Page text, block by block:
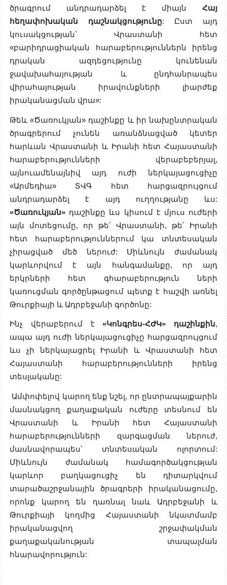
ծրագրում անդրադարձել է միայն Հայ
հեղափոխական դաշնակցությունը: Ըստ այդ
կուսակցության՝ Վրաստանի հետ
«բարիդրացիական հարաբերություններն իրենց
դրական ազդեցությունը կունենան
ջավախահայության և ընդհանրապես
վիրահայության իրավունքների լիարժեք
իրականացման վրա»:
Թեև «Ծառուկյան» դաշինքը և իր նախընտրական
ծրագրերում չունեն առանձնացված կետեր
հարևան Վրաստանի և Իրանի հետ Հայաստանի
հարաբերությունների վերաբեբերյալ,
այնուամենայնիվ այդ ուժի ներկայացուցիչը
«Արմեդիա» ՏՎԳ հետ հարցազրույցում
անդրադարձել է այդ ուղղությանը ևս:
«Ծառուկյան» դաշինքը ևս կիսում է մյուս ուժերի
այն մոտեցումը, որ թե՛ Վրաստանի, թե՛ Իրանի
հետ հարաբերություններում կա տնտեսական
չիրացված մեծ ներուժ: Միևնույն ժամանակ
կարևորվում է այն հանգամանքը, որ այդ
երկրների հետ գհարաբերություն ների
կառուցման գործընթացում պետք է հաշվի առնել
Թուրքիայի և Ադրբեջանի գործոնը:
Ինչ վերաբերում է«Կոնգրես-ՀԺԿ» դաշինքին,
ապա այդ ուժի ներկայացուցիչը հարցազրույցում
ևս չի ներկայացրել Իրանի և Վրաստանի հետ
Հայաստանի հարաբերությունների իրենց
տեսլականը:
Ամփոփելով կարող ենք նշել, որ ընտրապայքարին
մասնակցող քաղաքական ուժերը տեսնում են
Վրաստանի և Իրանի հետ Հայաստանի
հարաբերությունների զարգացման ներուժ,
մասնավորապես՝ տնտեսական ոլորտում:
Միևնույն ժամանակ համագործակցության
կարևոր բաղկացուցիչ են դիտարկվում
տարածաշրջանային ծրագրերի իրականացումը,
որոնք կարող են դառնալ նաև Ադրբեջանի և
Թուրքիայի կողմից Հայաստանի նկատմամբ
իրականացվող շրջափակման
քաղաքականության տապալման
հնարավորություն: